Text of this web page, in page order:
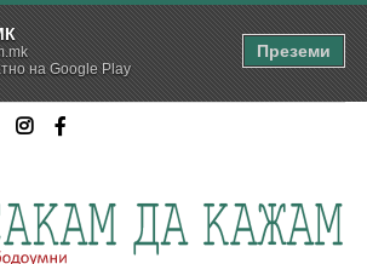
на Google Play
Преземи